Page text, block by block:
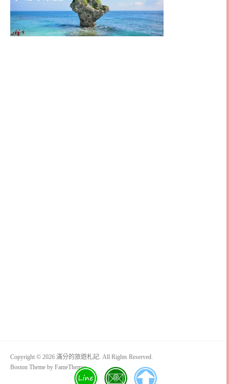
Copyright © 2026 滿分的旅遊札記. All Rights Reserved.
Boston Theme by FameThemes